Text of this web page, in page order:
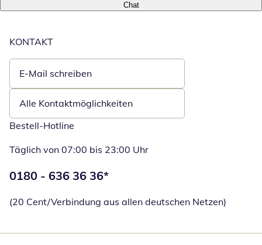
Chat
KONTAKT
E-Mail schreiben
Öffnet E-Mail-Client
Alle Kontaktmöglichkeiten
Bestell-Hotline
Täglich von 07:00 bis 23:00 Uhr
Telefonnummer:
0180 - 636 36 36*
(20 Cent/Verbindung aus allen deutschen Netzen)